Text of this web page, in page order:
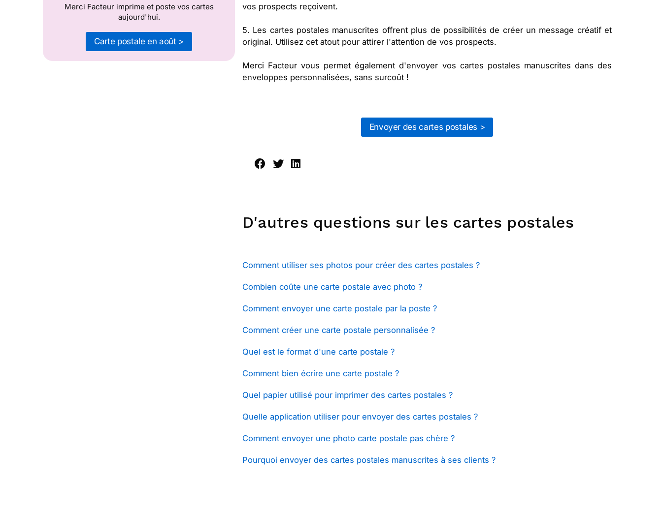
Merci Facteur imprime et poste vos cartes
aujourd'hui.
Carte postale en août >
vos prospects reçoivent.
5. Les cartes postales manuscrites offrent plus de possibilités de créer un message créatif et
original. Utilisez cet atout pour attirer l'attention de vos prospects.
Merci Facteur vous permet également d'envoyer vos cartes postales manuscrites dans des
enveloppes personnalisées, sans surcoût !
Envoyer des cartes postales >
D'autres questions sur les cartes postales
Comment utiliser ses photos pour créer des cartes postales ?
Combien coûte une carte postale avec photo ?
Comment envoyer une carte postale par la poste ?
Comment créer une carte postale personnalisée ?
Quel est le format d'une carte postale ?
Comment bien écrire une carte postale ?
Quel papier utilisé pour imprimer des cartes postales ?
Quelle application utiliser pour envoyer des cartes postales ?
Comment envoyer une photo carte postale pas chère ?
Pourquoi envoyer des cartes postales manuscrites à ses clients ?